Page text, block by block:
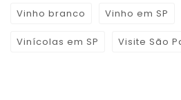
Vinho branco Vinho em SP
Vinícolas em SP Visite São